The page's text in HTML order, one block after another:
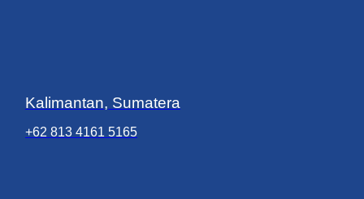
Kalimantan, Sumatera
+62 813 4161 5165